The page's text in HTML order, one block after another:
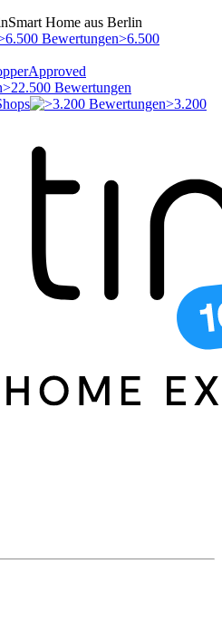
Smart Home aus Berlin
>6.500
>22.500 Bewertungen
>3.200